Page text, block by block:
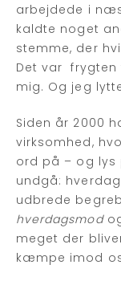
arbejdede i
kaldte noget
stemme, der
Det var frygten
mig. Og jeg
Siden år 2000
virksomhed,
ord på – og lys
undgå:
udbrede
hverdagsmod
meget der
kæmpe imod